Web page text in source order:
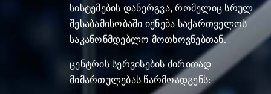
სისტემების დანერგვა, რომელიც სრულ
შესაბამისობაში იქნება საქართველოს
საკანონმდებლო მოთხოვნებთან.
ცენტრის სერვისების ძირითად
მიმართულებას წარმოადგენს: